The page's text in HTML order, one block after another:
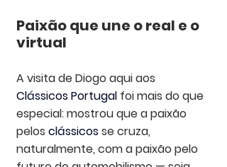
Paixão que une o real e o
virtual
A visita de Diogo aqui aos
Clássicos Portugal foi mais do que
especial: mostrou que a paixão
pelos clássicos se cruza,
naturalmente, com a paixão pelo